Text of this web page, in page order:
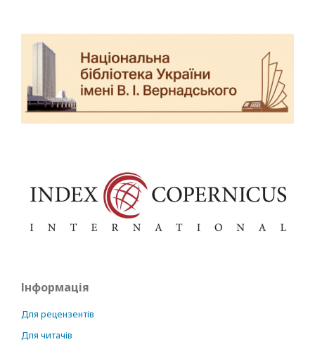
Інформація
Для рецензентів
Для читачів